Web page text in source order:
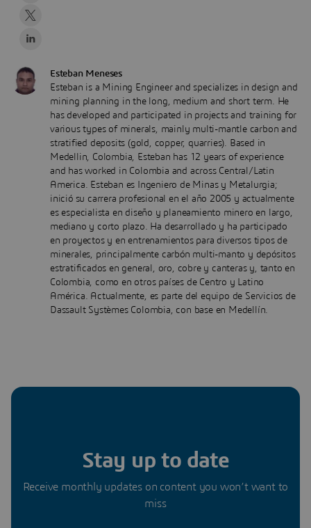
Esteban Meneses
Esteban is a Mining Engineer and specializes in design and
mining planning in the long, medium and short term. He
has developed and participated in projects and training for
various types of minerals, mainly multi-mantle carbon and
stratified deposits (gold, copper, quarries). Based in
Medellin, Colombia, Esteban has 12 years of experience
and has worked in Colombia and across Central/Latin
America. Esteban es Ingeniero de Minas y Metalurgia;
inició su carrera profesional en el año 2005 y actualmente
es especialista en diseño y planeamiento minero en largo,
mediano y corto plazo. Ha desarrollado y ha participado
en proyectos y en entrenamientos para diversos tipos de
minerales, principalmente carbón multi-manto y depósitos
estratificados en general, oro, cobre y canteras y, tanto en
Colombia, como en otros países de Centro y Latino
América. Actualmente, es parte del equipo de Servicios de
Dassault Systèmes Colombia, con base en Medellín.
Stay up to date
Receive monthly updates on content you won’t want to
miss